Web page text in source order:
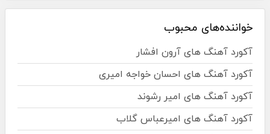
خواننده‌های محبوب
آکورد آهنگ های آرون افشار
آکورد آهنگ های احسان خواجه امیری
آکورد آهنگ های امیر رشوند
آکورد آهنگ های امیرعباس گلاب